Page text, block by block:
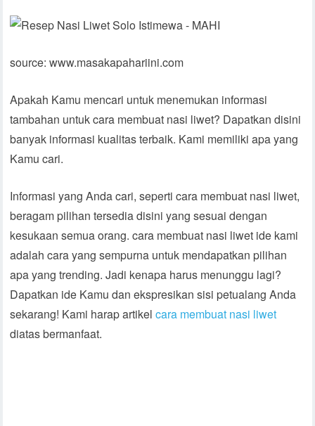
source: www.masakapahariini.com
Apakah Kamu mencari untuk menemukan informasi
tambahan untuk cara membuat nasi liwet? Dapatkan disini
banyak informasi kualitas terbaik. Kami memiliki apa yang
Kamu cari.
Informasi yang Anda cari, seperti cara membuat nasi liwet,
beragam pilihan tersedia disini yang sesuai dengan
kesukaan semua orang. cara membuat nasi liwet ide kami
adalah cara yang sempurna untuk mendapatkan pilihan
apa yang trending. Jadi kenapa harus menunggu lagi?
Dapatkan ide Kamu dan ekspresikan sisi petualang Anda
sekarang! Kami harap artikelcara membuat nasi liwet
diatas bermanfaat.